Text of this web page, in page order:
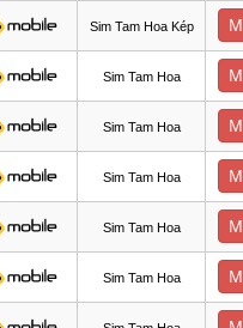
Sim Tam Hoa Kép
Sim Tam Hoa
Sim Tam Hoa
Sim Tam Hoa
Sim Tam Hoa
Sim Tam Hoa